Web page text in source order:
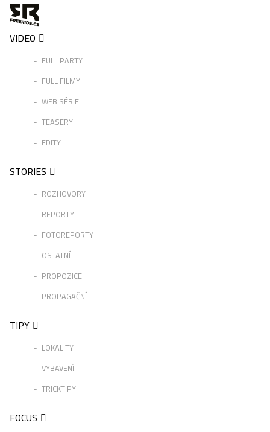
VIDEO
FULL PARTY
FULL FILMY
WEB SÉRIE
TEASERY
EDITY
STORIES
ROZHOVORY
REPORTY
FOTOREPORTY
OSTATNÍ
PROPOZICE
PROPAGAČNÍ
TIPY
LOKALITY
VYBAVENÍ
TRICKTIPY
FOCUS